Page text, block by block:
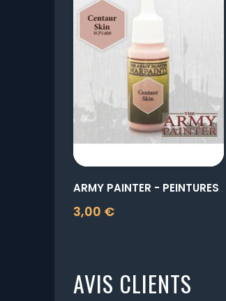
visibility
ARMY PAINTER - PEINTURES -...
3,00 €
Prix
AVIS CLIENTS